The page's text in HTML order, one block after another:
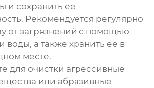
и сохранить ее
Рекомендуется регулярно
от загрязнений с помощью
воды, а также хранить ее в
месте.
для очистки агрессивные
или абразивные